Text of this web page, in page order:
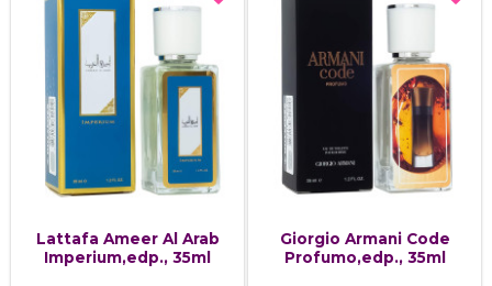
Lattafa Ameer Al Arab
Imperium,edp., 35ml
Giorgio Armani Code
Profumo,edp., 35ml